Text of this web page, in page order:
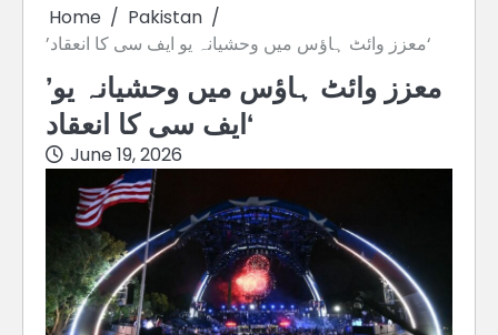
Home
Pakistan
’معزز وائٹ ہاؤس میں وحشیانہ یو ایف سی کا انعقاد‘
’معزز وائٹ ہاؤس میں وحشیانہ یو
ایف سی کا انعقاد‘
June 19, 2026